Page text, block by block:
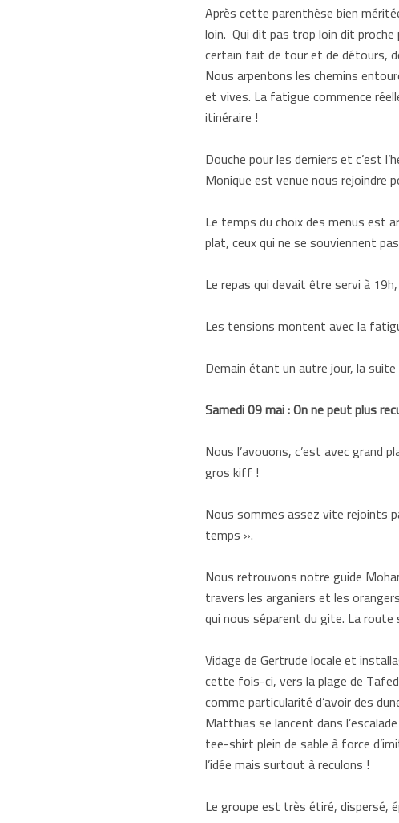
Après cette parenthèse bien
loin. Qui dit pas trop loin dit
certain fait de tour et de détours,
Nous arpentons les chemins
et vives. La fatigue commence
itinéraire !
Douche pour les derniers et c’est
Monique est venue nous rejoindre
Le temps du choix des menus est
plat, ceux qui ne se souviennent
Le repas qui devait être servi à
Les tensions montent avec la
Demain étant un autre jour, la
Samedi 09 mai : On ne peut plus
Nous l’avouons, c’est avec
gros kiff !
Nous sommes assez vite rejoints
temps ».
Nous retrouvons notre guide
travers les arganiers et les
qui nous séparent du gite. La
Vidage de Gertrude locale et
cette fois-ci, vers la plage de
comme particularité d’avoir des
Matthias se lancent dans
tee-shirt plein de sable à force
l’idée mais surtout à reculons !
Le groupe est très étiré, dispersé,